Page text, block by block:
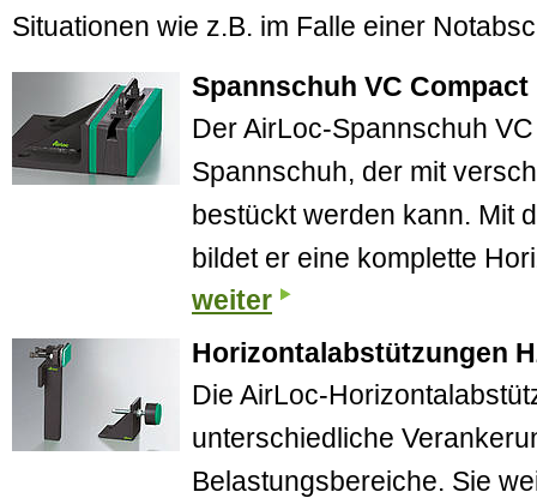
Situationen wie z.B. im Falle einer
Spannschuh VC Compact
Der AirLoc-Spannschuh
Spannschuh, der mit
bestückt werden kann. Mit
bildet er eine komplette
weiter
Horizontalabstützungen
Die AirLoc-
unterschiedliche
Belastungsbereiche. Sie